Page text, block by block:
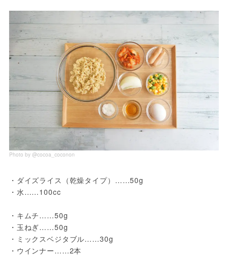
Photo by @cocoa_coconon
・ダイズライス（乾燥タイプ）……50g
・水……100cc
・キムチ……50g
・玉ねぎ……50g
・ミックスベジタブル……30g
・ウインナー……2本